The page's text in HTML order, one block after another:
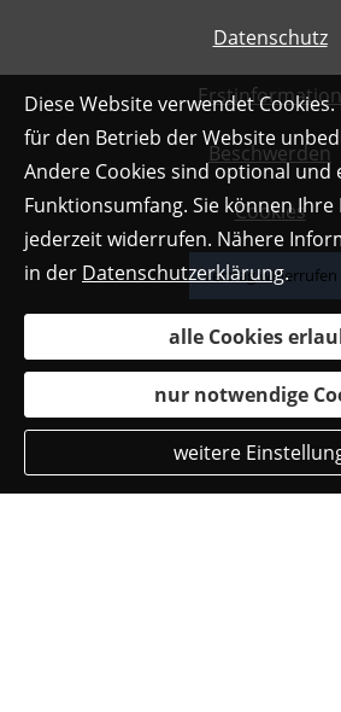
Datenschutz
Erstinformation
Beschwerden
Cookies
Vertrag widerrufen
Diese Website verwendet
für den Betrieb der Website
Andere Cookies sind optional und
Funktionsumfang. Sie können Ihre
jederzeit widerrufen. Nähere
in der Datenschutzerklärung.
alle Cookies
nur notwendige
weitere